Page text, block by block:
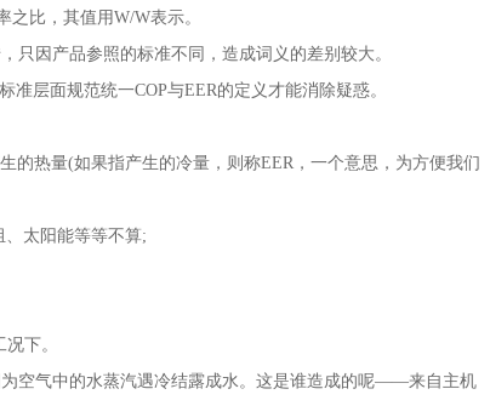
比，其值用W/W表示。
只因产品参照的标准不同，造成词义的差别较大。
层面规范统一COP与EER的定义才能消除疑惑。
的热量(如果指产生的冷量，则称EER，一个意思，为方便我们
太阳能等等不算;
下。
空气中的水蒸汽遇冷结露成水。这是谁造成的呢——来自主机